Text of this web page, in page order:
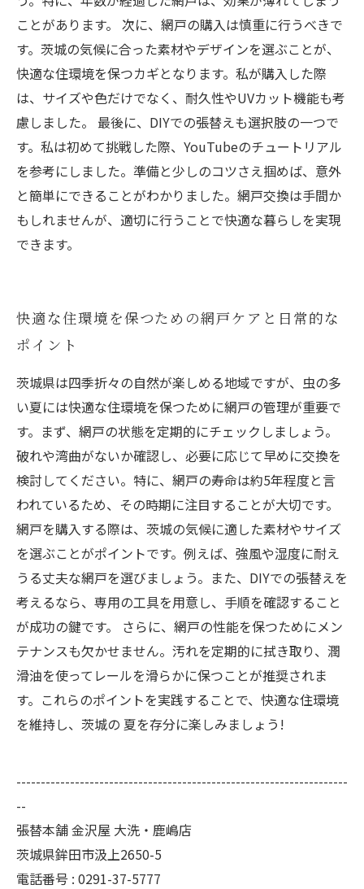
ことがあります。 次に、網戸の購入は慎重に行うべきで
す。茨城の気候に合った素材やデザインを選ぶことが、
快適な住環境を保つカギとなります。私が購入した際
は、サイズや色だけでなく、耐久性やUVカット機能も考
慮しました。 最後に、DIYでの張替えも選択肢の一つで
す。私は初めて挑戦した際、YouTubeのチュートリアル
を参考にしました。準備と少しのコツさえ掴めば、意外
と簡単にできることがわかりました。網戸交換は手間か
もしれませんが、適切に行うことで快適な暮らしを実現
できます。
快適な住環境を保つための網戸ケアと日常的な
ポイント
茨城県は四季折々の自然が楽しめる地域ですが、虫の多
い夏には快適な住環境を保つために網戸の管理が重要で
す。まず、網戸の状態を定期的にチェックしましょう。
破れや湾曲がないか確認し、必要に応じて早めに交換を
検討してください。特に、網戸の寿命は約5年程度と言
われているため、その時期に注目することが大切です。
網戸を購入する際は、茨城の気候に適した素材やサイズ
を選ぶことがポイントです。例えば、強風や湿度に耐え
うる丈夫な網戸を選びましょう。また、DIYでの張替えを
考えるなら、専用の工具を用意し、手順を確認すること
が成功の鍵です。 さらに、網戸の性能を保つためにメン
テナンスも欠かせません。汚れを定期的に拭き取り、潤
滑油を使ってレールを滑らかに保つことが推奨されま
す。これらのポイントを実践することで、快適な住環境
を維持し、茨城の 夏を存分に楽しみましょう!
--------------------------------------------------------------------
--
張替本舗 金沢屋 大洗・鹿嶋店
茨城県鉾田市汲上2650-5
電話番号 : 0291-37-5777